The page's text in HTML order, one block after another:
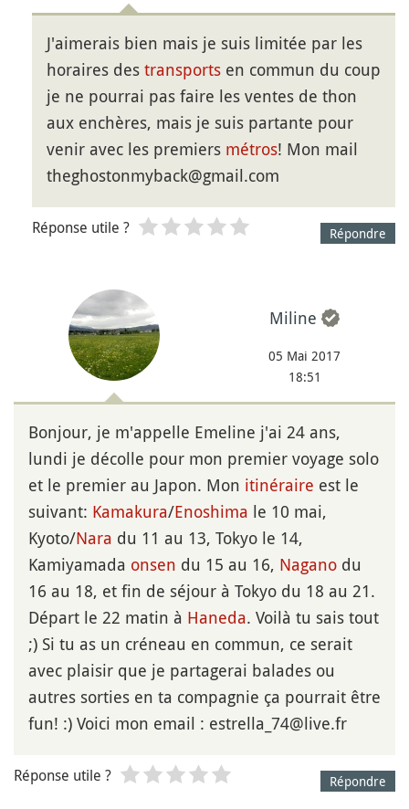
J'aimerais bien mais je suis limitée par les
horaires des transports en commun du coup
je ne pourrai pas faire les ventes de thon
aux enchères, mais je suis partante pour
venir avec les premiers métros! Mon mail
theghostonmyback@gmail.com
Répondre
Réponse utile ?
Miline
05 Mai 2017
18:51
Bonjour, je m'appelle Emeline j'ai 24 ans,
lundi je décolle pour mon premier voyage solo
et le premier au Japon. Mon itinéraire est le
suivant: Kamakura/Enoshima le 10 mai,
Kyoto/Nara du 11 au 13, Tokyo le 14,
Kamiyamada onsen du 15 au 16, Nagano du
16 au 18, et fin de séjour à Tokyo du 18 au 21.
Départ le 22 matin à Haneda. Voilà tu sais tout
;) Si tu as un créneau en commun, ce serait
avec plaisir que je partagerai balades ou
autres sorties en ta compagnie ça pourrait être
fun! :) Voici mon email : estrella_74@live.fr
Répondre
Réponse utile ?